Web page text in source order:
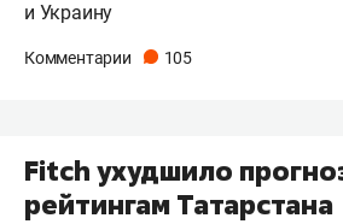
и Украину
Комментарии 105
Fitch ухудшило
рейтингам Татарстана